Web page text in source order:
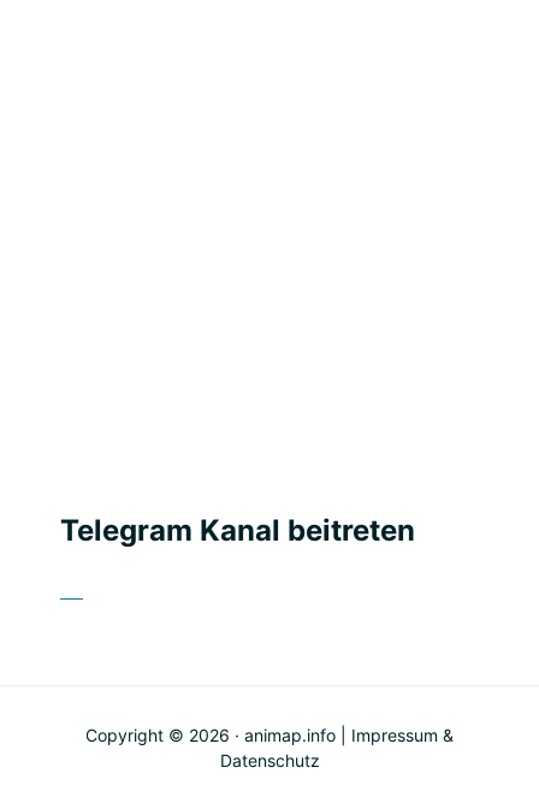
Telegram Kanal beitreten
Copyright © 2026 · animap.info | Impressum &
Datenschutz